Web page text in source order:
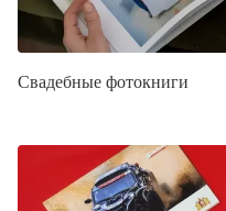
Свадебные фотокниги